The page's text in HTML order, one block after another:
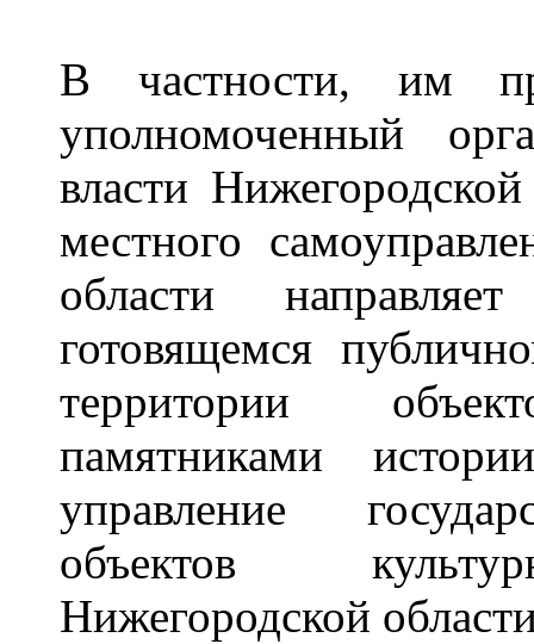
В частности, им
уполномоченный
власти
местного
области
готовящемся
территории
памятниками
управление
объектов
Нижегородской